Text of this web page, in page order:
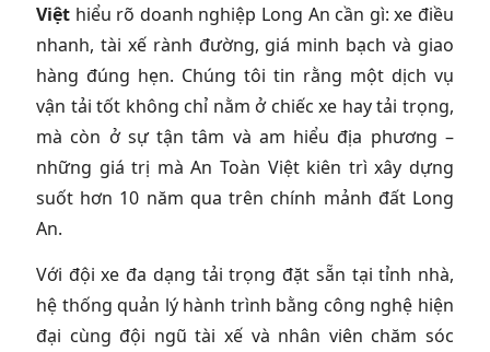
Việt hiểu rõ doanh nghiệp Long An cần gì: xe điều
nhanh, tài xế rành đường, giá minh bạch và giao
hàng đúng hẹn. Chúng tôi tin rằng một dịch vụ
vận tải tốt không chỉ nằm ở chiếc xe hay tải trọng,
mà còn ở sự tận tâm và am hiểu địa phương –
những giá trị mà An Toàn Việt kiên trì xây dựng
suốt hơn 10 năm qua trên chính mảnh đất Long
An.
Với đội xe đa dạng tải trọng đặt sẵn tại tỉnh nhà,
hệ thống quản lý hành trình bằng công nghệ hiện
đại cùng đội ngũ tài xế và nhân viên chăm sóc